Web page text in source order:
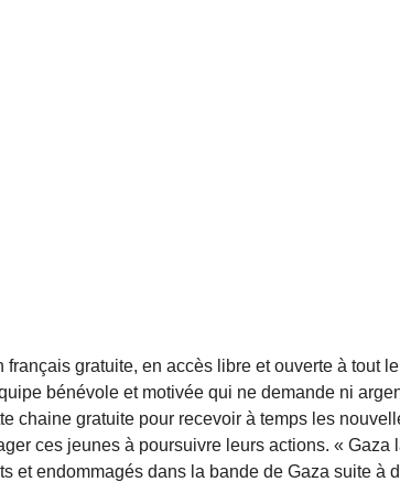
gratuite, en accès libre et ouverte à tout le
bénévole et motivée qui ne demande ni
chaine gratuite pour recevoir à temps les
ces jeunes à poursuivre leurs actions. « Gaza
et endommagés dans la bande de Gaza suite à